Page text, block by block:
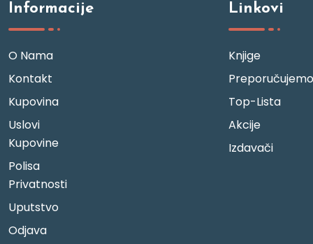
Informacije
O Nama
Kontakt
Kupovina
Uslovi
Kupovine
Polisa
Privatnosti
Uputstvo
Odjava
Linkovi
Knjige
Preporučujemo
Top-Lista
Akcije
Izdavači